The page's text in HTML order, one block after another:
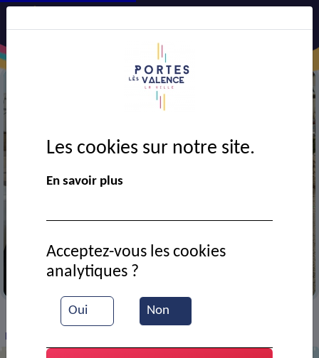
Travaux d'assainissement
VIE MUNICIPALE > Ressources documentaires
Renouvellement de la canalisation
Les cookies sur notre site.
En savoir plus
Oui Non
Acceptez-vous les cookies
analytiques ?